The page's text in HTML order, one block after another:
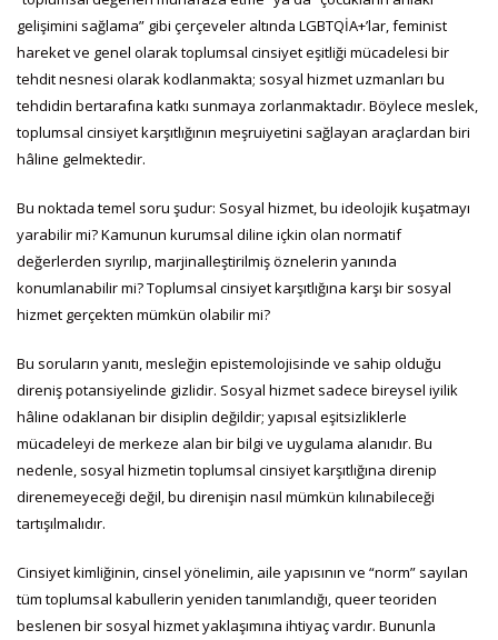
gelişimini sağlama” gibi çerçeveler altında LGBTQİA+’lar, feminist
hareket ve genel olarak toplumsal cinsiyet eşitliği mücadelesi bir
tehdit nesnesi olarak kodlanmakta; sosyal hizmet uzmanları bu
tehdidin bertarafına katkı sunmaya zorlanmaktadır. Böylece meslek,
toplumsal cinsiyet karşıtlığının meşruiyetini sağlayan araçlardan biri
hâline gelmektedir.
Bu noktada temel soru şudur: Sosyal hizmet, bu ideolojik kuşatmayı
yarabilir mi? Kamunun kurumsal diline içkin olan normatif
değerlerden sıyrılıp, marjinalleştirilmiş öznelerin yanında
konumlanabilir mi? Toplumsal cinsiyet karşıtlığına karşı bir sosyal
hizmet gerçekten mümkün olabilir mi?
Bu soruların yanıtı, mesleğin epistemolojisinde ve sahip olduğu
direniş potansiyelinde gizlidir. Sosyal hizmet sadece bireysel iyilik
hâline odaklanan bir disiplin değildir; yapısal eşitsizliklerle
mücadeleyi de merkeze alan bir bilgi ve uygulama alanıdır. Bu
nedenle, sosyal hizmetin toplumsal cinsiyet karşıtlığına direnip
direnemeyeceği değil, bu direnişin nasıl mümkün kılınabileceği
tartışılmalıdır.
Cinsiyet kimliğinin, cinsel yönelimin, aile yapısının ve “norm” sayılan
tüm toplumsal kabullerin yeniden tanımlandığı, queer teoriden
beslenen bir sosyal hizmet yaklaşımına ihtiyaç vardır. Bununla